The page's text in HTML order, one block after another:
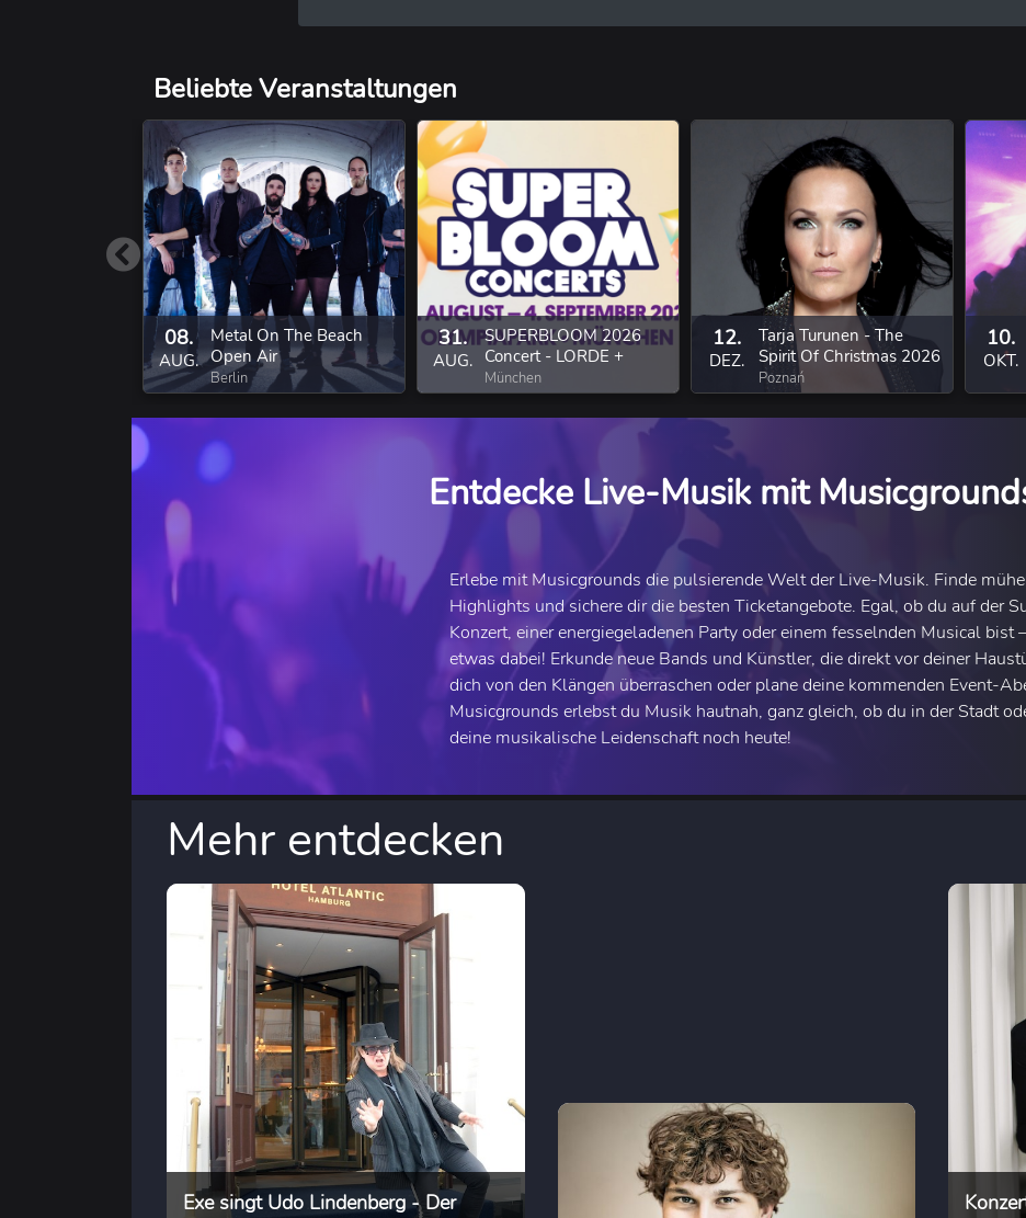
Klassische Musik
Beliebte Veranstaltungen
08.
AUG.
Metal On The Beach
Open Air
Berlin
31.
AUG.
SUPERBLOOM 2026
Concert - LORDE +
LYKKE LI + AUDREY
HOBERT
München
12.
DEZ.
Tarja Turunen - The
Spirit Of Christmas 2026
Poznań
10.
OKT.
Entdecke Live-Musik mit
Erlebe mit Musicgrounds die pulsierende Welt der Live-Musik. Finde
Highlights und sichere dir die besten Ticketangebote. Egal, ob du auf der
Konzert, einer energiegeladenen Party oder einem fesselnden Musical bist
etwas dabei! Erkunde neue Bands und Künstler, die direkt vor deiner
dich von den Klängen überraschen oder plane deine kommenden Event-
Musicgrounds erlebst du Musik hautnah, ganz gleich, ob du in der Stadt
deine musikalische Leidenschaft noch heute!
Mehr entdecken
Exe singt Udo Lindenberg - Der